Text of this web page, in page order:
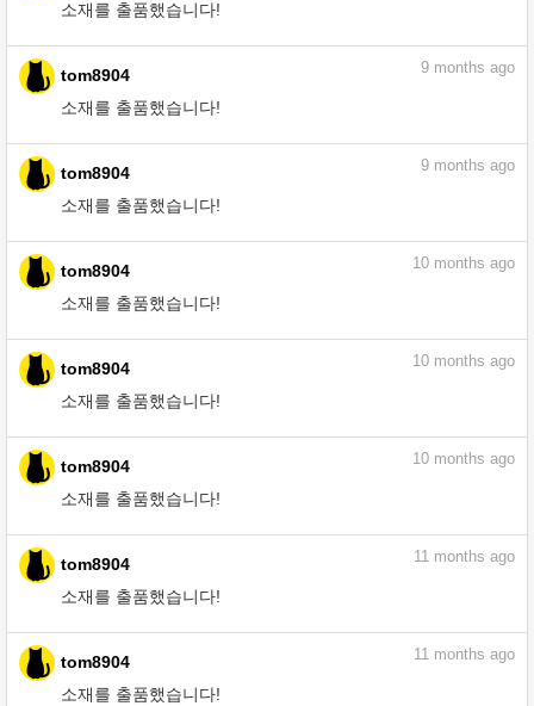
소재를 출품했습니다!
tom8904
소재를 출품했습니다!
9 months ago
tom8904
소재를 출품했습니다!
9 months ago
tom8904
소재를 출품했습니다!
10 months ago
tom8904
소재를 출품했습니다!
10 months ago
tom8904
소재를 출품했습니다!
10 months ago
tom8904
소재를 출품했습니다!
11 months ago
tom8904
소재를 출품했습니다!
11 months ago